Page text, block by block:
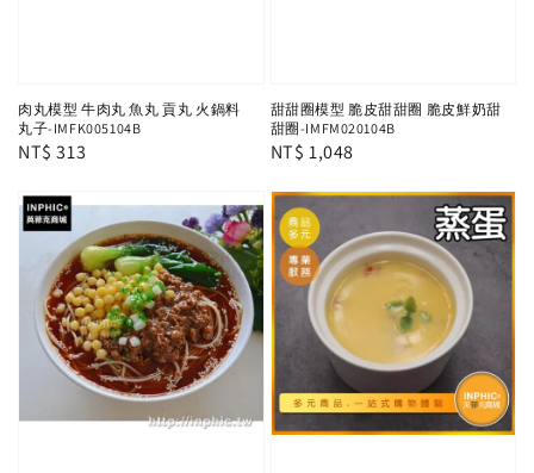
肉丸模型 牛肉丸 魚丸 貢丸 火鍋料
丸子-IMFK005104B
Regular
NT$ 313
甜甜圈模型 脆皮甜甜圈 脆皮鮮奶甜
甜圈-IMFM020104B
Regular
NT$ 1,048